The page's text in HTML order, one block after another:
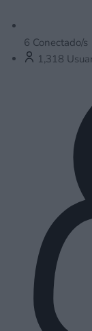
6 Conectado/s
1,318